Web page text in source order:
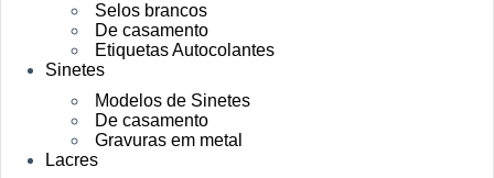
Selos brancos
De casamento
Etiquetas Autocolantes
Sinetes
Modelos de Sinetes
De casamento
Gravuras em metal
Lacres